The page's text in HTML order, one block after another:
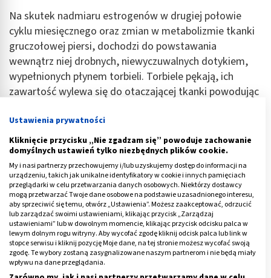
Na skutek nadmiaru estrogenów w drugiej połowie
cyklu miesięcznego oraz zmian w metabolizmie tkanki
gruczołowej piersi, dochodzi do powstawania
wewnątrz niej drobnych, niewyczuwalnych dotykiem,
wypełnionych płynem torbieli. Torbiele pękają, ich
zawartość wylewa się do otaczającej tkanki powodując
oraz fizjologiczny obrzęk piersi występujący przed
okresem wywołują objawy choroby.
Na mastopatię narażone są też kobiety
bezpośrednio pomenopauzie, aczkolwiek w kolejnych
latach problem ten powinien minąć. Należy
przypomnieć, że tak zwane klimakterium wiąże się z
ustaniem funkcji jajników, a także silną
„restrukturyzacją” gospodarki hormonalnej. Maleje
wówczas stężenie progesteronu. Obniża się też
stężenie estrogenów, przy czym zauważalna jest
Ustawienia prywatności
Kliknięcie przycisku „Nie zgadzam się” powoduje zachowanie
domyślnych ustawień tylko niezbędnych plików cookie.
My i nasi partnerzy przechowujemy i/lub uzyskujemy dostęp do informacji na
urządzeniu, takich jak unikalne identyfikatory w cookie i innych pamięciach
przeglądarki w celu przetwarzania danych osobowych. Niektórzy dostawcy
mogą przetwarzać Twoje dane osobowe na podstawie uzasadnionego interesu,
aby sprzeciwić się temu, otwórz „Ustawienia”. Możesz zaakceptować, odrzucić
lub zarządzać swoimi ustawieniami, klikając przycisk „Zarządzaj
ustawieniami” lub w dowolnym momencie, klikając przycisk odcisku palca w
lewym dolnym rogu witryny. Aby wycofać zgodę kliknij odcisk palca lub link w
stopce serwisu i kliknij pozycję Moje dane, na tej stronie możesz wycofać swoją
zgodę. Te wybory zostaną zasygnalizowane naszym partnerom i nie będą miały
wpływu na dane przeglądania.